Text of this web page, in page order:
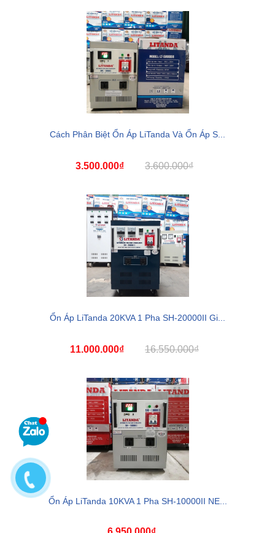
Cách Phân Biệt Ổn Áp LiTanda Và Ổn Áp S...
3.500.000₫ 3.600.000₫
Ổn Áp LiTanda 20KVA 1 Pha SH-20000II Gi...
11.000.000₫ 16.550.000₫
Ổn Áp LiTanda 10KVA 1 Pha SH-10000II NE...